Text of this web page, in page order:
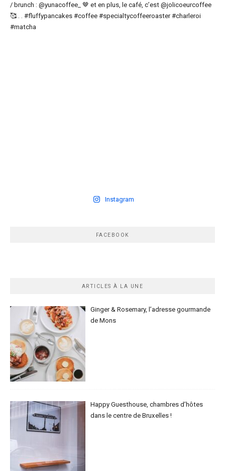
Instagram
FACEBOOK
ARTICLES À LA UNE
Ginger & Rosemary, l’adresse gourmande
de Mons
Happy Guesthouse, chambres d’hôtes
dans le centre de Bruxelles !